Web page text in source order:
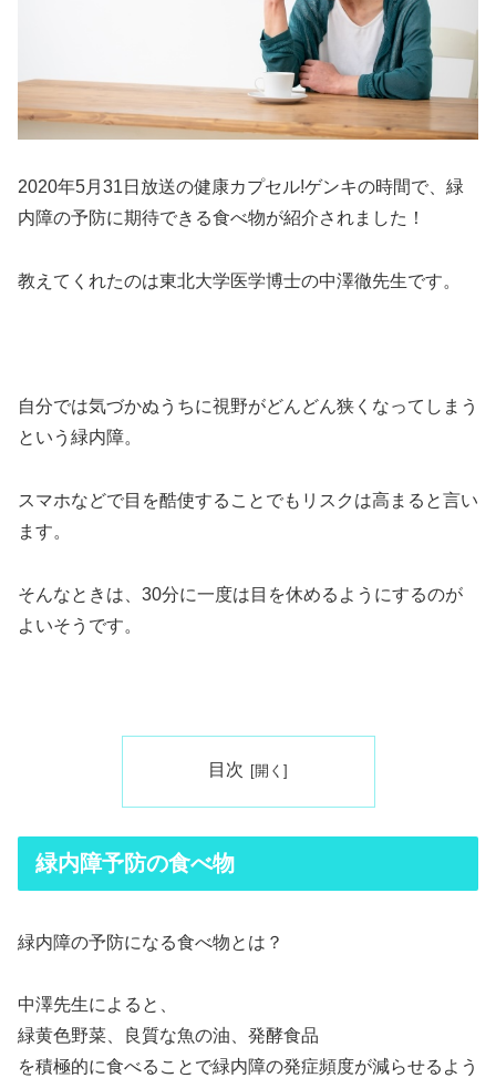
2020年5月31日放送の健康カプセル!ゲンキの時間で、緑
内障の予防に期待できる食べ物が紹介されました！
教えてくれたのは東北大学医学博士の中澤徹先生です。
自分では気づかぬうちに視野がどんどん狭くなってしまう
という緑内障。
スマホなどで目を酷使することでもリスクは高まると言い
ます。
そんなときは、30分に一度は目を休めるようにするのが
よいそうです。
目次
緑内障予防の食べ物
緑内障の予防になる食べ物とは？
中澤先生によると、
緑黄色野菜、良質な魚の油、発酵食品
を積極的に食べることで緑内障の発症頻度が減らせるよう